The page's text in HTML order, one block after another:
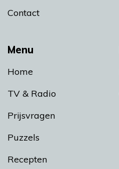
Menu
Home
TV & Radio
Prijsvragen
Puzzels
Recepten
Contact